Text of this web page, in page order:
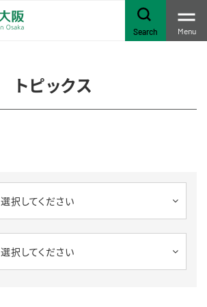
Search Menu
トピックス
選択してください
選択してください